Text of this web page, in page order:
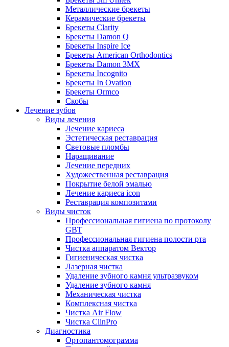
Металлические брекеты
Керамические брекеты
Брекеты Clarity
Брекеты Damon Q
Брекеты Inspire Ice
Брекеты American Orthodontics
Брекеты Damon 3MX
Брекеты Incognito
Брекеты In Ovation
Брекеты Ormco
Скобы
Лечение зубов
Виды лечения
Лечение кариеса
Эстетическая реставрация
Световые пломбы
Наращивание
Лечение передних
Художественная реставрация
Покрытие белой эмалью
Лечение кариеса icon
Реставрация композитами
Виды чисток
Профессиональная гигиена по протоколу
GBT
Профессиональная гигиена полости рта
Чистка аппаратом Вектор
Гигиеническая чистка
Лазерная чистка
Удаление зубного камня ультразвуком
Удаление зубного камня
Механическая чистка
Комплексная чистка
Чистка Air Flow
Чистка ClinPro
Диагностика
Ортопантомограмма